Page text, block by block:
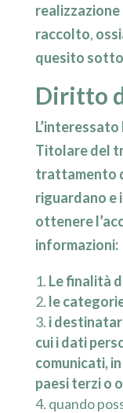
raccolto,
quesito
Diritto
Titolare del
trattamento
riguardano e
ottenere
informazioni:
Le finalità
le
i
cui i dati
comunicati,
paesi terzi o
quando